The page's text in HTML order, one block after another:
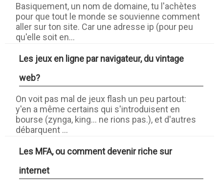
Basiquement, un nom de domaine, tu l'achètes
pour que tout le monde se souvienne comment
aller sur ton site. Car une adresse ip (pour peu
qu'elle soit en...
Les jeux en ligne par navigateur, du vintage
web?
On voit pas mal de jeux flash un peu partout:
y'en a même certains qui s'introduisent en
bourse (zynga, king... ne rions pas.), et d'autres
débarquent ...
Les MFA, ou comment devenir riche sur
internet